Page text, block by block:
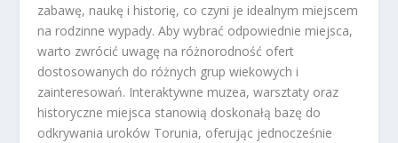
zabawę, naukę i historię, co czyni je idealnym miejscem
na rodzinne wypady. Aby wybrać odpowiednie miejsca,
warto zwrócić uwagę na różnorodność ofert
dostosowanych do różnych grup wiekowych i
zainteresowań. Interaktywne muzea, warsztaty oraz
historyczne miejsca stanowią doskonałą bazę do
odkrywania uroków Torunia, oferując jednocześnie